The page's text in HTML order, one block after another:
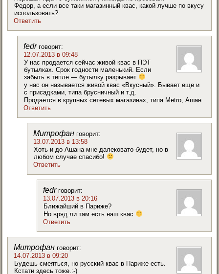
Федор, а если все таки магазинный квас, какой лучше по вкусу
использовать?
Ответить
fedr говорит:
12.07.2013 в 09:48
У нас продается сейчас живой квас в ПЭТ
бутылках. Срок годности маленький. Если
забыть в тепле — бутылку разрывает
у нас он называется живой квас «Вкусный». Бывает еще и
с присадками, типа брусничный и т.д.
Продается в крупных сетевых магазинах, типа Metro, Ашан.
Ответить
Митрофан говорит:
13.07.2013 в 13:58
Хоть и до Ашана мне далековато будет, но в
любом случае спасибо!
Ответить
fedr говорит:
13.07.2013 в 20:16
Ближайший в Париже?
Но вряд ли там есть наш квас
Ответить
Митрофан говорит:
14.07.2013 в 09:20
Будешь смеяться, но русский квас в Париже есть.
Кстати здесь тоже.:-)